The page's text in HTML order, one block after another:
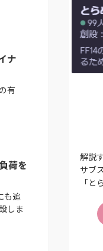
ナ
有
荷を
も追
しま
解説
サブ
「と